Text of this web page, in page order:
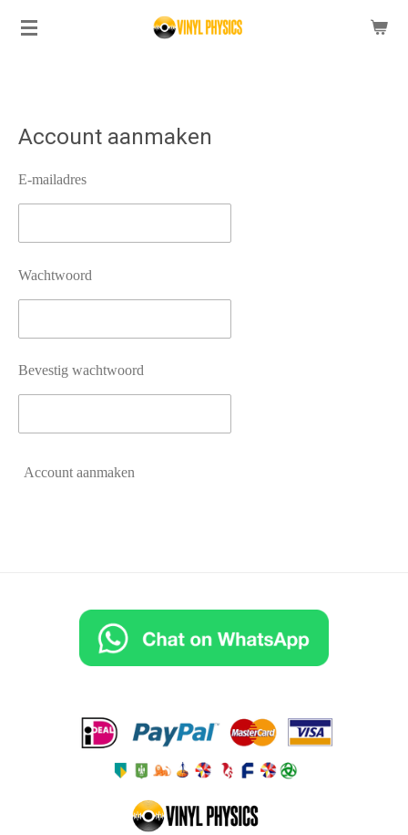
Ga
hoofdinhoud
Account aanmaken
E-mailadres
Wachtwoord
Bevestig wachtwoord
Account aanmaken